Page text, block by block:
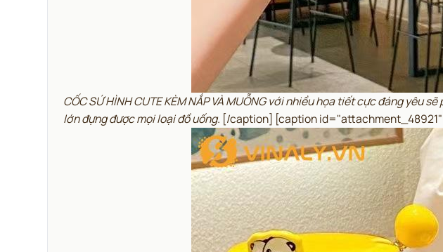
CỐC SỨ HÌNH CUTE KÈM NẮP VÀ MUỖNG với nhiều họa tiết cực đáng
lớn đựng được mọi loại đồ uống. [/caption] [caption